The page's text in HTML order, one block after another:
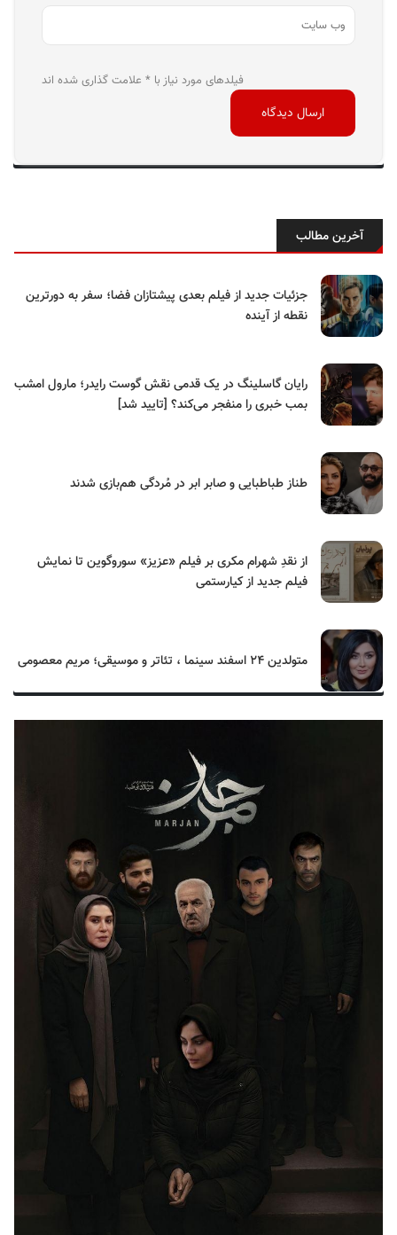
فیلدهای مورد نیاز با * علامت گذاری شده اند
آخرین مطالب
جزئیات جدید از فیلم بعدی پیشتازان فضا؛ سفر به دورترین
نقطه از آینده
رایان گاسلینگ در یک قدمی نقش گوست رایدر؛ مارول امشب
بمب خبری را منفجر می‌کند؟ [تایید شد]
طناز طباطبایی و صابر ابر در مُردگی هم‌بازی شدند
از نقدِ شهرام مکری بر فیلم «عزیز» سوروگوین تا نمایش
فیلم جدید از کیارستمی
متولدین ۲۴ اسفند سینما ، تئاتر و موسیقی؛ مریم معصومی